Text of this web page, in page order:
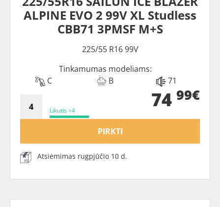
ALPINE EVO 2 99V XL Studless
CBB71 3PMSF M+S
225/55 R16 99V
Tinkamumas modeliams:
C
B 71
Likutis >4 74 99€
PIRKTI
Atsiėmimas rugpjūčio 10 d.